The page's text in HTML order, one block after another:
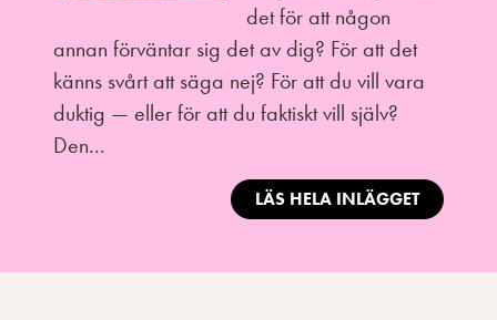
det för att någon
annan förväntar sig det av dig? För att det
känns svårt att säga nej? För att du vill vara
duktig — eller för att du faktiskt vill själv?
Den...
LÄS HELA INLÄGGET